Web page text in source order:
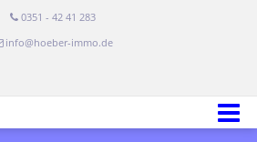
0351 - 42 41 283
info@hoeber-immo.de